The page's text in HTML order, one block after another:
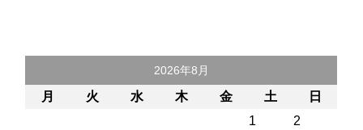
2026年8月
月 火 水 木 金 土
日
1
2